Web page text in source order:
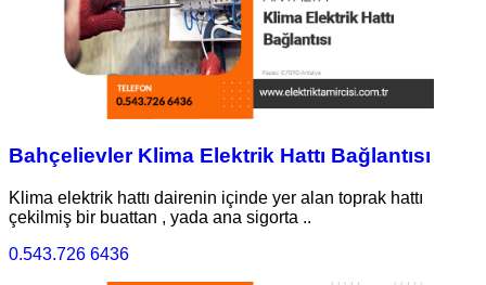
Bahçelievler Klima Elektrik Hattı Bağlantısı
Klima elektrik hattı dairenin içinde yer alan toprak hattı
çekilmiş bir buattan , yada ana sigorta ..
0.543.726 6436